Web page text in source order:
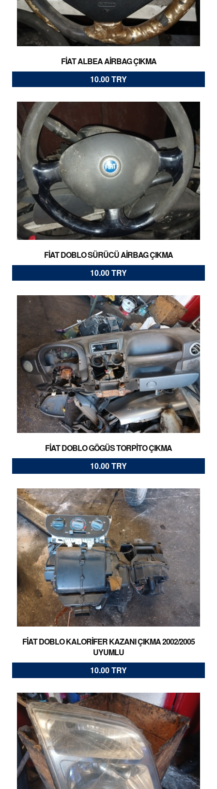
FİAT ALBEA AİRBAG ÇIKMA
10.00 TRY
FİAT DOBLO SÜRÜCÜ AİRBAG ÇIKMA
10.00 TRY
FİAT DOBLO GÖGÜS TORPİTO ÇIKMA
10.00 TRY
FİAT DOBLO KALORİFER KAZANI ÇIKMA 2002/2005
UYUMLU
10.00 TRY